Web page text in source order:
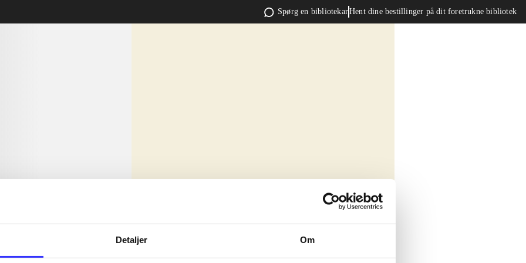
Detaljer Om
Spørg en bibliotekarHent dine bestillinger på dit foretrukne bibliotek
sit amet ...
sit amet ...